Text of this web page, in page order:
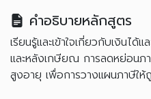
คำอธิบายหลักสูตร
เรียนรู้และเข้าใจเกี่ยวกับเงินได้
และหลังเกษียณ การลดหย่อนภ
สูงอายุ เพื่อการวางแผนภาษีให้